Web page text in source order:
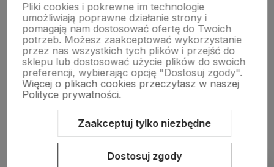
Płatności i dostawa
Informacje
O nas
Sklep internetowy Shoper.pl Szablon Shoper Modern 3.0™
GrowCommerce
Pliki cookies i pokrewne im technologie
umożliwiają poprawne działanie strony i
pomagają nam dostosować ofertę do Twoich
potrzeb. Możesz zaakceptować wykorzystanie
przez nas wszystkich tych plików i przejść do
sklepu lub dostosować użycie plików do swoich
preferencji, wybierając opcję "Dostosuj zgody".
Więcej o plikach cookies przeczytasz w naszej
Polityce prywatności.
Zaakceptuj tylko niezbędne
Dostosuj zgody